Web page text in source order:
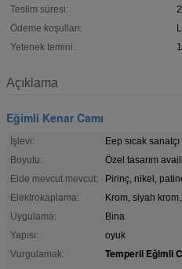
Teslim süresi:
Ödeme koşulları:
Yetenek temini:
Açıklama
Eğimli Kenar Camı
İşlevi:
Eep sıcak sanatçı
Boyutu:
Özel tasarım
Elde mevcut mevcut:
Pirinç, nikel,
Elektrokaplama:
Krom, siyah
Uygulama:
Bina
Yapısı:
oyuk
Vurgulamak:
Temperli Eğimli